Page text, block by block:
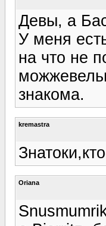
Девы, а
У меня
на что не
знакома.
kremastra
Oriana